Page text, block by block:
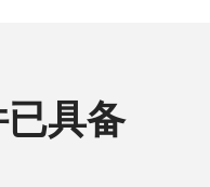
具备